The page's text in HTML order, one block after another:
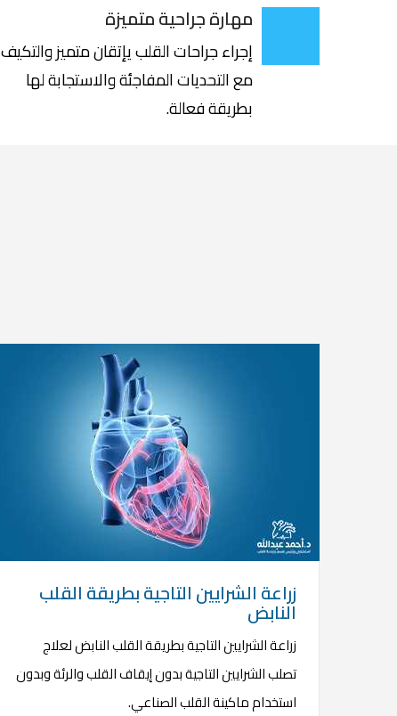
مهارة جراحية متميزة
إجراء جراحات القلب يإتقان متميز والتكيف
مع التحديات المفاجئة والاستجابة لها
بطريقة فعالة.
زراعة الشرايين التاجية بطريقة القلب
النابض
زراعة الشرايين التاجية بطريقة القلب النابض لعلاج
تصلب الشرايين التاجية بدون إيقاف القلب والرئة وبدون
استخدام ماكينة القلب الصناعي.